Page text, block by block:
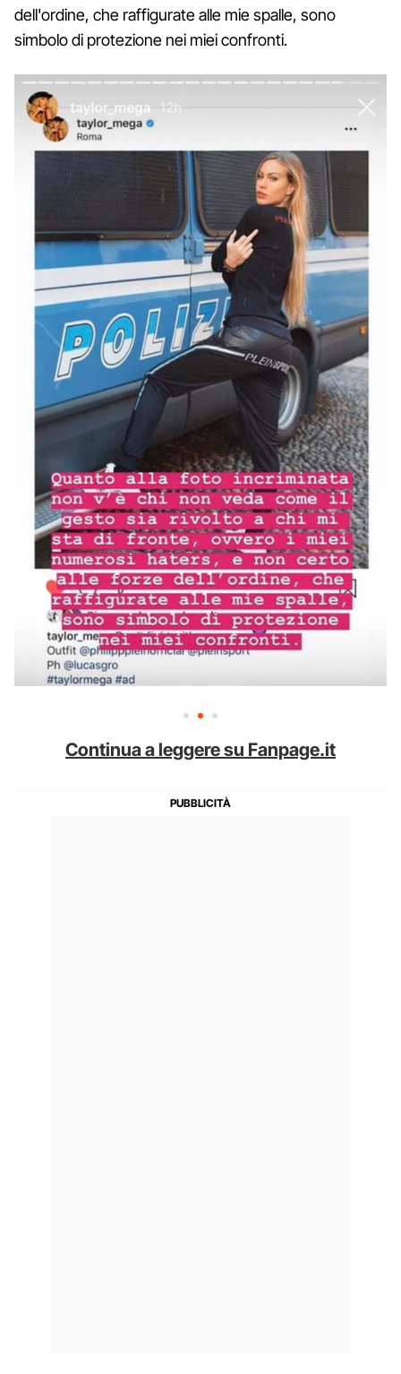
dell'ordine, che raffigurate alle mie spalle, sono
simbolo di protezione nei miei confronti.
Continua a leggere su Fanpage.it